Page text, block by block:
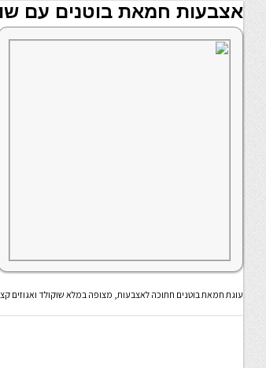
אצבעות חמאת בוטנים עם
עוגת חמאת בוטנים חתוכה לאצבעות, מצופה במלא שוקולד ואגוזים